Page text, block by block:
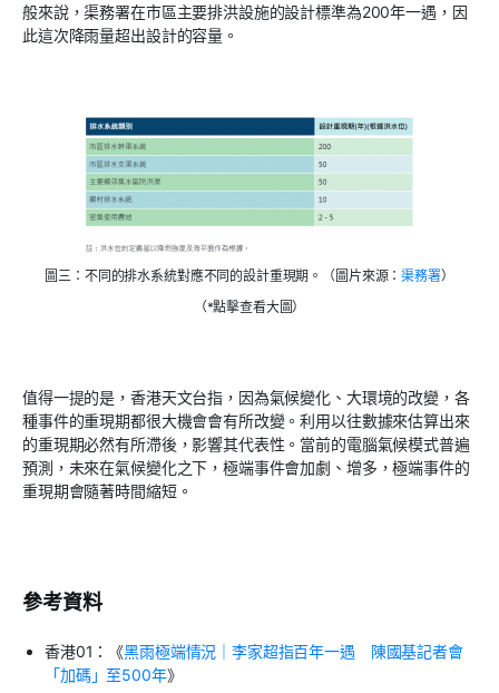
般來說，渠務署在市區主要排洪設施的設計標準為200年一遇，因
此這次降雨量超出設計的容量。
圖三：不同的排水系統對應不同的設計重現期。（圖片來源：渠務署）
（*點擊查看大圖）
值得一提的是，香港天文台指，因為氣候變化、大環境的改變，各
種事件的重現期都很大機會會有所改變。利用以往數據來估算出來
的重現期必然有所滯後，影響其代表性。當前的電腦氣候模式普遍
預測，未來在氣候變化之下，極端事件會加劇、增多，極端事件的
重現期會隨著時間縮短。
參考資料
香港01：《黑雨極端情況｜李家超指百年一遇 陳國基記者會
「加碼」至500年》